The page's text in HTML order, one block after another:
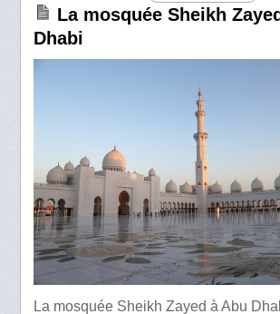
La mosquée Sheikh
Dhabi
La mosquée Sheikh Zayed à Abu